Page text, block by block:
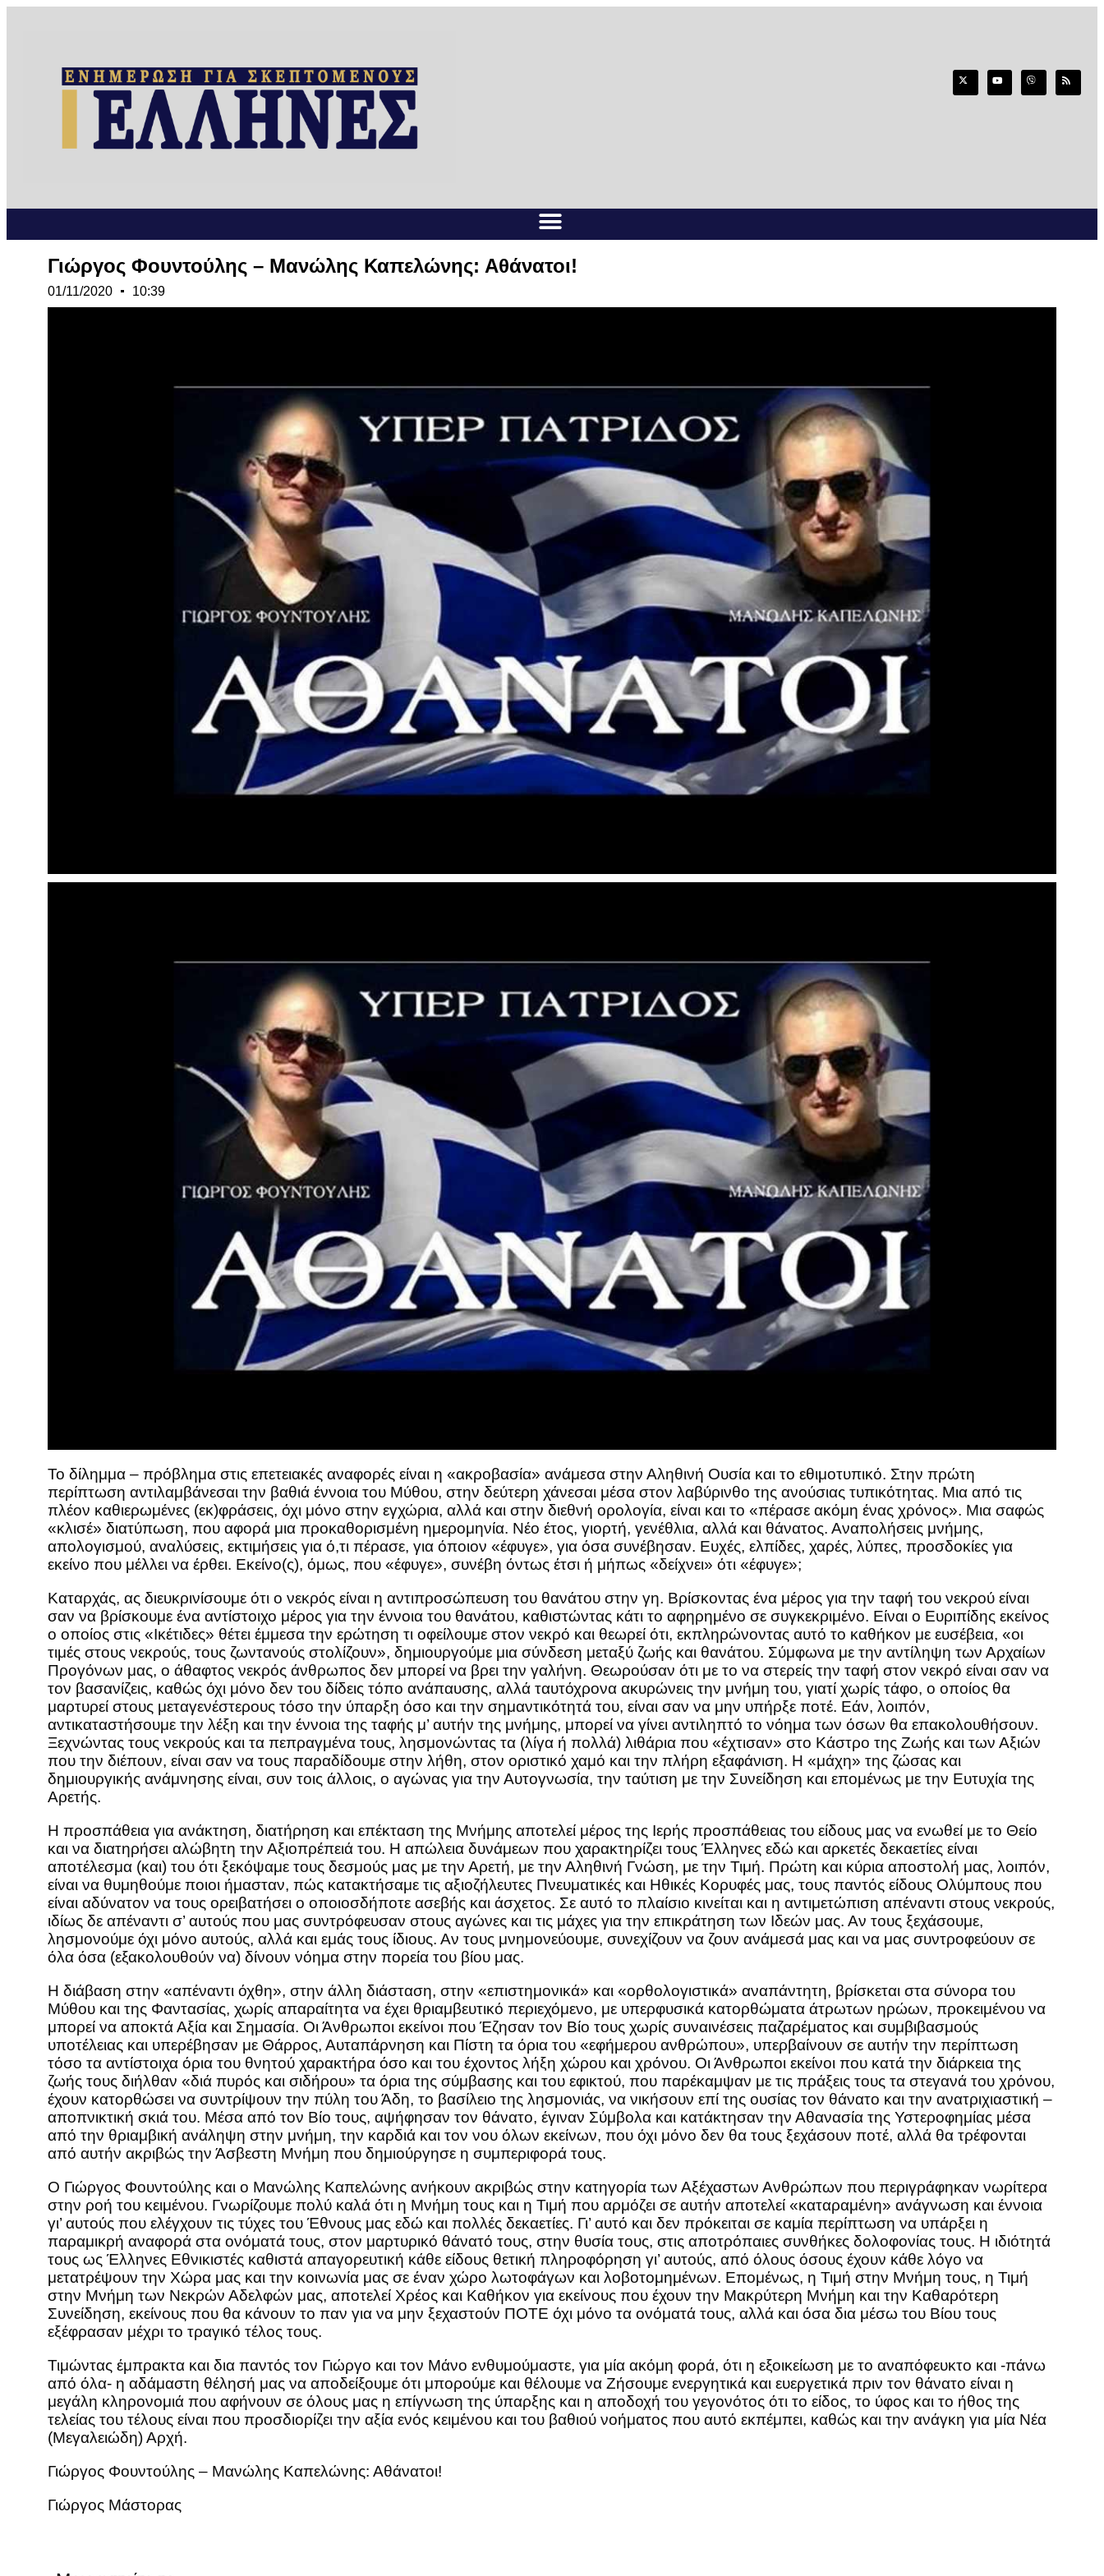
Γιώργος Φουντούλης – Μανώλης Καπελώνης: Αθάνατοι!
01/11/2020 10:39
Το δίλημμα – πρόβλημα στις επετειακές αναφορές είναι η «ακροβασία» ανάμεσα στην Αληθινή Ουσία και το εθιμοτυπικό. Στην πρώτη
περίπτωση αντιλαμβάνεσαι την βαθιά έννοια του Μύθου, στην δεύτερη χάνεσαι μέσα στον λαβύρινθο της ανούσιας τυπικότητας. Μια από τις
πλέον καθιερωμένες (εκ)φράσεις, όχι μόνο στην εγχώρια, αλλά και στην διεθνή ορολογία, είναι και το «πέρασε ακόμη ένας χρόνος». Μια σαφώς
«κλισέ» διατύπωση, που αφορά μια προκαθορισμένη ημερομηνία. Νέο έτος, γιορτή, γενέθλια, αλλά και θάνατος. Αναπολήσεις μνήμης,
απολογισμού, αναλύσεις, εκτιμήσεις για ό,τι πέρασε, για όποιον «έφυγε», για όσα συνέβησαν. Ευχές, ελπίδες, χαρές, λύπες, προσδοκίες για
εκείνο που μέλλει να έρθει. Εκείνο(ς), όμως, που «έφυγε», συνέβη όντως έτσι ή μήπως «δείχνει» ότι «έφυγε»;
Καταρχάς, ας διευκρινίσουμε ότι ο νεκρός είναι η αντιπροσώπευση του θανάτου στην γη. Βρίσκοντας ένα μέρος για την ταφή του νεκρού είναι
σαν να βρίσκουμε ένα αντίστοιχο μέρος για την έννοια του θανάτου, καθιστώντας κάτι το αφηρημένο σε συγκεκριμένο. Είναι ο Ευριπίδης εκείνος
ο οποίος στις «Ικέτιδες» θέτει έμμεσα την ερώτηση τι οφείλουμε στον νεκρό και θεωρεί ότι, εκπληρώνοντας αυτό το καθήκον με ευσέβεια, «οι
τιμές στους νεκρούς, τους ζωντανούς στολίζουν», δημιουργούμε μια σύνδεση μεταξύ ζωής και θανάτου. Σύμφωνα με την αντίληψη των Αρχαίων
Προγόνων μας, ο άθαφτος νεκρός άνθρωπος δεν μπορεί να βρει την γαλήνη. Θεωρούσαν ότι με το να στερείς την ταφή στον νεκρό είναι σαν να
τον βασανίζεις, καθώς όχι μόνο δεν του δίδεις τόπο ανάπαυσης, αλλά ταυτόχρονα ακυρώνεις την μνήμη του, γιατί χωρίς τάφο, ο οποίος θα
μαρτυρεί στους μεταγενέστερους τόσο την ύπαρξη όσο και την σημαντικότητά του, είναι σαν να μην υπήρξε ποτέ. Εάν, λοιπόν,
αντικαταστήσουμε την λέξη και την έννοια της ταφής μ’ αυτήν της μνήμης, μπορεί να γίνει αντιληπτό το νόημα των όσων θα επακολουθήσουν.
Ξεχνώντας τους νεκρούς και τα πεπραγμένα τους, λησμονώντας τα (λίγα ή πολλά) λιθάρια που «έχτισαν» στο Κάστρο της Ζωής και των Αξιών
που την διέπουν, είναι σαν να τους παραδίδουμε στην λήθη, στον οριστικό χαμό και την πλήρη εξαφάνιση. Η «μάχη» της ζώσας και
δημιουργικής ανάμνησης είναι, συν τοις άλλοις, ο αγώνας για την Αυτογνωσία, την ταύτιση με την Συνείδηση και επομένως με την Ευτυχία της
Αρετής.
Η προσπάθεια για ανάκτηση, διατήρηση και επέκταση της Μνήμης αποτελεί μέρος της Ιερής προσπάθειας του είδους μας να ενωθεί με το Θείο
και να διατηρήσει αλώβητη την Αξιοπρέπειά του. Η απώλεια δυνάμεων που χαρακτηρίζει τους Έλληνες εδώ και αρκετές δεκαετίες είναι
αποτέλεσμα (και) του ότι ξεκόψαμε τους δεσμούς μας με την Αρετή, με την Αληθινή Γνώση, με την Τιμή. Πρώτη και κύρια αποστολή μας, λοιπόν,
είναι να θυμηθούμε ποιοι ήμασταν, πώς κατακτήσαμε τις αξιοζήλευτες Πνευματικές και Ηθικές Κορυφές μας, τους παντός είδους Ολύμπους που
είναι αδύνατον να τους ορειβατήσει ο οποιοσδήποτε ασεβής και άσχετος. Σε αυτό το πλαίσιο κινείται και η αντιμετώπιση απέναντι στους νεκρούς,
ιδίως δε απέναντι σ’ αυτούς που μας συντρόφευσαν στους αγώνες και τις μάχες για την επικράτηση των Ιδεών μας. Αν τους ξεχάσουμε,
λησμονούμε όχι μόνο αυτούς, αλλά και εμάς τους ίδιους. Αν τους μνημονεύουμε, συνεχίζουν να ζουν ανάμεσά μας και να μας συντροφεύουν σε
όλα όσα (εξακολουθούν να) δίνουν νόημα στην πορεία του βίου μας.
Η διάβαση στην «απέναντι όχθη», στην άλλη διάσταση, στην «επιστημονικά» και «ορθολογιστικά» αναπάντητη, βρίσκεται στα σύνορα του
Μύθου και της Φαντασίας, χωρίς απαραίτητα να έχει θριαμβευτικό περιεχόμενο, με υπερφυσικά κατορθώματα άτρωτων ηρώων, προκειμένου να
μπορεί να αποκτά Αξία και Σημασία. Οι Άνθρωποι εκείνοι που Έζησαν τον Βίο τους χωρίς συναινέσεις παζαρέματος και συμβιβασμούς
υποτέλειας και υπερέβησαν με Θάρρος, Αυταπάρνηση και Πίστη τα όρια του «εφήμερου ανθρώπου», υπερβαίνουν σε αυτήν την περίπτωση
τόσο τα αντίστοιχα όρια του θνητού χαρακτήρα όσο και του έχοντος λήξη χώρου και χρόνου. Οι Άνθρωποι εκείνοι που κατά την διάρκεια της
ζωής τους διήλθαν «διά πυρός και σιδήρου» τα όρια της σύμβασης και του εφικτού, που παρέκαμψαν με τις πράξεις τους τα στεγανά του χρόνου,
έχουν κατορθώσει να συντρίψουν την πύλη του Άδη, το βασίλειο της λησμονιάς, να νικήσουν επί της ουσίας τον θάνατο και την ανατριχιαστική –
αποπνικτική σκιά του. Μέσα από τον Βίο τους, αψήφησαν τον θάνατο, έγιναν Σύμβολα και κατάκτησαν την Αθανασία της Υστεροφημίας μέσα
από την θριαμβική ανάληψη στην μνήμη, την καρδιά και τον νου όλων εκείνων, που όχι μόνο δεν θα τους ξεχάσουν ποτέ, αλλά θα τρέφονται
από αυτήν ακριβώς την Άσβεστη Μνήμη που δημιούργησε η συμπεριφορά τους.
Ο Γιώργος Φουντούλης και ο Μανώλης Καπελώνης ανήκουν ακριβώς στην κατηγορία των Αξέχαστων Ανθρώπων που περιγράφηκαν νωρίτερα
στην ροή του κειμένου. Γνωρίζουμε πολύ καλά ότι η Μνήμη τους και η Τιμή που αρμόζει σε αυτήν αποτελεί «καταραμένη» ανάγνωση και έννοια
γι’ αυτούς που ελέγχουν τις τύχες του Έθνους μας εδώ και πολλές δεκαετίες. Γι’ αυτό και δεν πρόκειται σε καμία περίπτωση να υπάρξει η
παραμικρή αναφορά στα ονόματά τους, στον μαρτυρικό θάνατό τους, στην θυσία τους, στις αποτρόπαιες συνθήκες δολοφονίας τους. Η ιδιότητά
τους ως Έλληνες Εθνικιστές καθιστά απαγορευτική κάθε είδους θετική πληροφόρηση γι’ αυτούς, από όλους όσους έχουν κάθε λόγο να
μετατρέψουν την Χώρα μας και την κοινωνία μας σε έναν χώρο λωτοφάγων και λοβοτομημένων. Επομένως, η Τιμή στην Μνήμη τους, η Τιμή
στην Μνήμη των Νεκρών Αδελφών μας, αποτελεί Χρέος και Καθήκον για εκείνους που έχουν την Μακρύτερη Μνήμη και την Καθαρότερη
Συνείδηση, εκείνους που θα κάνουν το παν για να μην ξεχαστούν ΠΟΤΕ όχι μόνο τα ονόματά τους, αλλά και όσα δια μέσω του Βίου τους
εξέφρασαν μέχρι το τραγικό τέλος τους.
Τιμώντας έμπρακτα και δια παντός τον Γιώργο και τον Μάνο ενθυμούμαστε, για μία ακόμη φορά, ότι η εξοικείωση με το αναπόφευκτο και -πάνω
από όλα- η αδάμαστη θέλησή μας να αποδείξουμε ότι μπορούμε και θέλουμε να Ζήσουμε ενεργητικά και ευεργετικά πριν τον θάνατο είναι η
μεγάλη κληρονομιά που αφήνουν σε όλους μας η επίγνωση της ύπαρξης και η αποδοχή του γεγονότος ότι το είδος, το ύφος και το ήθος της
τελείας του τέλους είναι που προσδιορίζει την αξία ενός κειμένου και του βαθιού νοήματος που αυτό εκπέμπει, καθώς και την ανάγκη για μία Νέα
(Μεγαλειώδη) Αρχή.
Γιώργος Φουντούλης – Μανώλης Καπελώνης: Αθάνατοι!
Γιώργος Μάστορας